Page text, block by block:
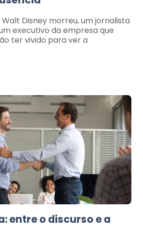
Walt Disney morreu, um jornalista
executivo da empresa que
ter vivido para ver a
entre o discurso e a